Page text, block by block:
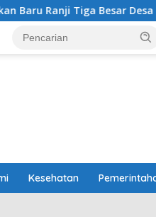
Besar Desa Helau
Kesehatan